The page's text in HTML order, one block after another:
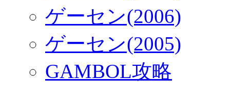
ゲーセン(2006)
ゲーセン(2005)
GAMBOL攻略